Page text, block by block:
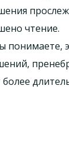
чтение.
понимаете,
более